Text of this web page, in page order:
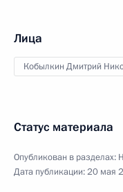
Лица
Кобылкин Дмитрий
Статус материала
Опубликован в разделах:
Дата публикации:20 мая